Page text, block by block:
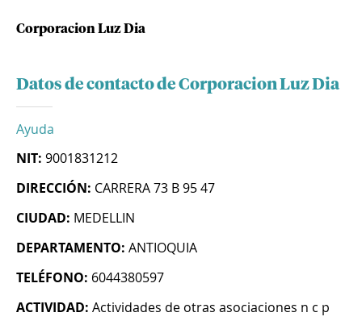
Corporacion Luz Dia
Datos de contacto de Corporacion Luz Dia
Ayuda
NIT: 9001831212
DIRECCIÓN: CARRERA 73 B 95 47
CIUDAD: MEDELLIN
DEPARTAMENTO: ANTIOQUIA
TELÉFONO: 6044380597
ACTIVIDAD: Actividades de otras asociaciones n c p